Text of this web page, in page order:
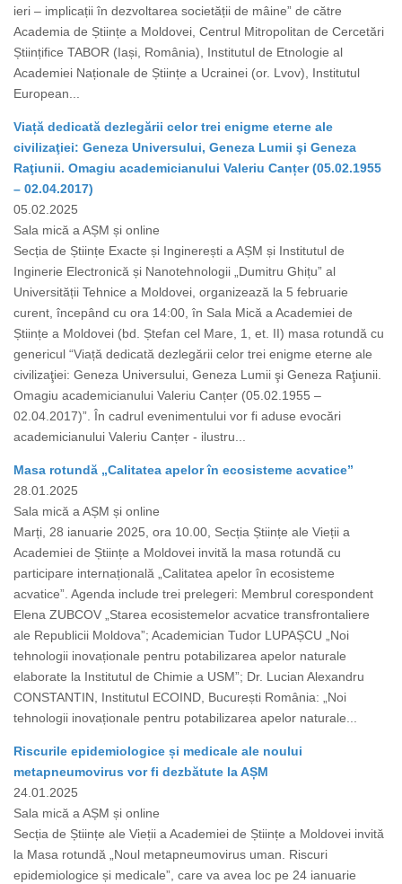
ieri – implicații în dezvoltarea societății de mâine” de către
Academia de Științe a Moldovei, Centrul Mitropolitan de Cercetări
Științifice TABOR (Iași, România), Institutul de Etnologie al
Academiei Naționale de Științe a Ucrainei (or. Lvov), Institutul
European...
Viață dedicată dezlegării celor trei enigme eterne ale
civilizaţiei: Geneza Universului, Geneza Lumii şi Geneza
Raţiunii. Omagiu academicianului Valeriu Canțer (05.02.1955
– 02.04.2017)
05.02.2025
Sala mică a AȘM și online
Secția de Științe Exacte și Inginerești a AȘM și Institutul de
Inginerie Electronică și Nanotehnologii „Dumitru Ghițu” al
Universității Tehnice a Moldovei, organizează la 5 februarie
curent, începând cu ora 14:00, în Sala Mică a Academiei de
Științe a Moldovei (bd. Ștefan cel Mare, 1, et. II) masa rotundă cu
genericul “Viață dedicată dezlegării celor trei enigme eterne ale
civilizaţiei: Geneza Universului, Geneza Lumii şi Geneza Raţiunii.
Omagiu academicianului Valeriu Canțer (05.02.1955 –
02.04.2017)”. În cadrul evenimentului vor fi aduse evocări
academicianului Valeriu Canțer - ilustru...
Masa rotundă „Calitatea apelor în ecosisteme acvatice”
28.01.2025
Sala mică a AȘM și online
Marți, 28 ianuarie 2025, ora 10.00, Secția Științe ale Vieții a
Academiei de Științe a Moldovei invită la masa rotundă cu
participare internațională „Calitatea apelor în ecosisteme
acvatice”. Agenda include trei prelegeri: Membrul corespondent
Elena ZUBCOV „Starea ecosistemelor acvatice transfrontaliere
ale Republicii Moldova”; Academician Tudor LUPAȘCU „Noi
tehnologii inovaționale pentru potabilizarea apelor naturale
elaborate la Institutul de Chimie a USM”; Dr. Lucian Alexandru
CONSTANTIN, Institutul ECOIND, București România: „Noi
tehnologii inovaționale pentru potabilizarea apelor naturale...
Riscurile epidemiologice și medicale ale noului
metapneumovirus vor fi dezbătute la AȘM
24.01.2025
Sala mică a AȘM și online
Secția de Științe ale Vieții a Academiei de Științe a Moldovei invită
la Masa rotundă „Noul metapneumovirus uman. Riscuri
epidemiologice și medicale”, care va avea loc pe 24 ianuarie